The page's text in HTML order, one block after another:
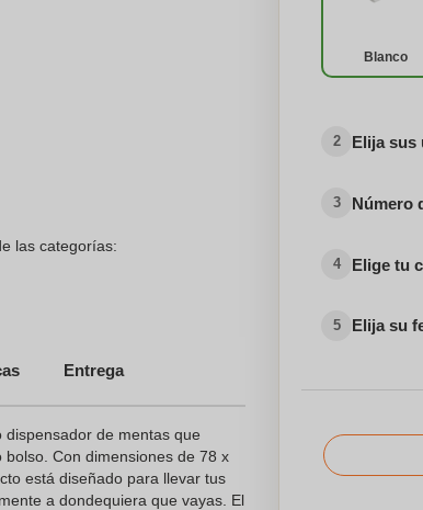
las categorías:
Entrega
de mentas que
Con dimensiones de 78 x
está diseñado para llevar tus
a dondequiera que vayas. El
Blanco
2 Elija sus
3 Número
4 Elige tu
5 Elija su